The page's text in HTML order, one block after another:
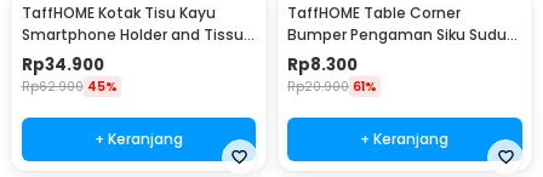
TaffHOME Kotak Tisu Kayu
Smartphone Holder and Tissue
Box - ZJ05
Rp34.900
Rp62.900 45%
+ Keranjang
TaffHOME Table Corner
Bumper Pengaman Siku Sudut
Meja Silicone 10 PCS - FY21
Rp8.300
Rp20.900 61%
+ Keranjang